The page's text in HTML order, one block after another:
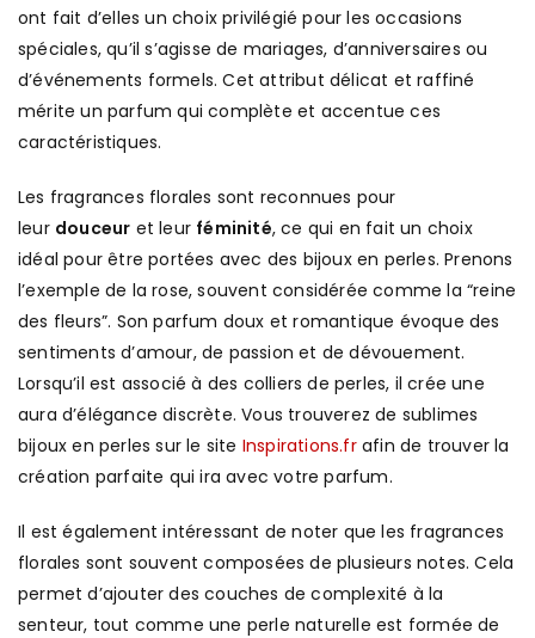
ont fait d’elles un choix privilégié pour les occasions
spéciales, qu’il s’agisse de mariages, d’anniversaires ou
d’événements formels. Cet attribut délicat et raffiné
mérite un parfum qui complète et accentue ces
caractéristiques.
Les fragrances florales sont reconnues pour
leur douceur et leur féminité, ce qui en fait un choix
idéal pour être portées avec des bijoux en perles. Prenons
l’exemple de la rose, souvent considérée comme la “reine
des fleurs”. Son parfum doux et romantique évoque des
sentiments d’amour, de passion et de dévouement.
Lorsqu’il est associé à des colliers de perles, il crée une
aura d’élégance discrète. Vous trouverez de sublimes
bijoux en perles sur le site Inspirations.frafin de trouver la
création parfaite qui ira avec votre parfum.
Il est également intéressant de noter que les fragrances
florales sont souvent composées de plusieurs notes. Cela
permet d’ajouter des couches de complexité à la
senteur, tout comme une perle naturelle est formée de